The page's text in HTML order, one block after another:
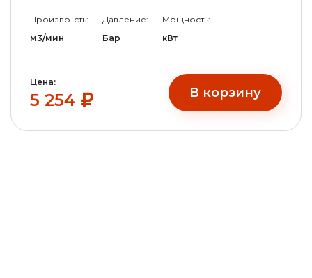
Произво-сть:
м3/мин
Давление:
Бар
Мощность:
кВт
Цена:
5 254 В корзину